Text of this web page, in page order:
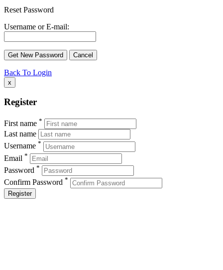
Reset Password
Username or E-mail:
Back To Login
x
Register
First name *
Last name
Username *
Email *
Password *
Confirm Password *
Register